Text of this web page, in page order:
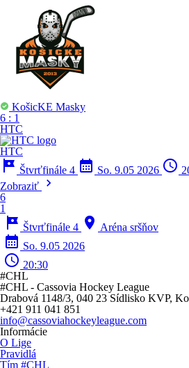
KošicKE Masky
6 : 1
HTC
HTC
tour Štvrťfinále 4 calendar_month So. 9.05 2026 schedule
Zobraziť
chevron_right
6
1
tour Štvrťfinále 4 location_on Aréna sršňov
calendar_month So. 9.05 2026
schedule 20:30
#CHL
#CHL - Cassovia Hockey League
Drabová 1148/3, 040 23 Sídlisko KVP,
+421 911 041 851
info@cassoviahockeyleague.com
Informácie
O Lige
Pravidlá
Tím #CHL